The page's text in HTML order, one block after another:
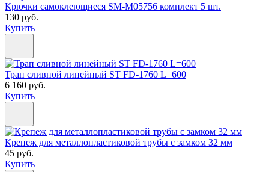
Крючки самоклеющиеся SM-M05756 комплект 5 шт.
130 руб.
Купить
Трап сливной линейный ST FD-1760 L=600
6 160 руб.
Купить
Крепеж для металлопластиковой трубы с замком 32 мм
45 руб.
Купить